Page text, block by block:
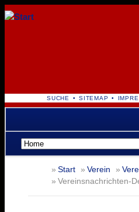
NAVIGATION
ÜBERSPRINGEN
SUCHE SITEMAP
Navigation
überspringen
Start Verein
Vereinsnachrichten-